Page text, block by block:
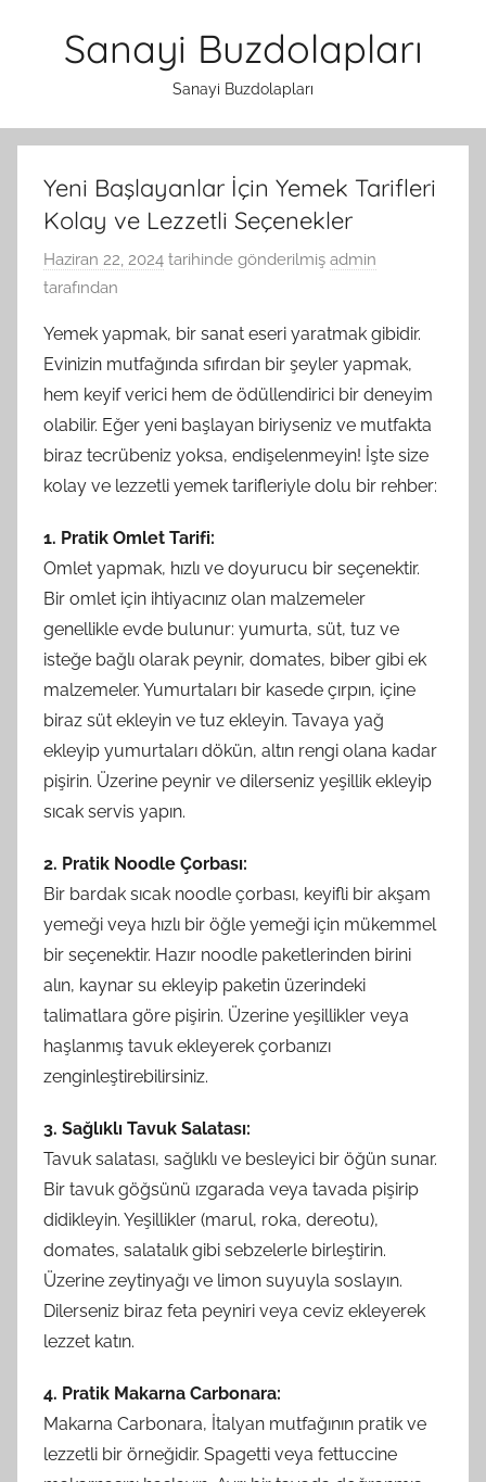
Sanayi Buzdolapları
Sanayi Buzdolapları
Yeni Başlayanlar İçin Yemek Tarifleri
Kolay ve Lezzetli Seçenekler
Haziran 22, 2024 tarihinde gönderilmiş admin
tarafından
Yemek yapmak, bir sanat eseri yaratmak gibidir.
Evinizin mutfağında sıfırdan bir şeyler yapmak,
hem keyif verici hem de ödüllendirici bir deneyim
olabilir. Eğer yeni başlayan biriyseniz ve mutfakta
biraz tecrübeniz yoksa, endişelenmeyin! İşte size
kolay ve lezzetli yemek tarifleriyle dolu bir rehber:
1. Pratik Omlet Tarifi:
Omlet yapmak, hızlı ve doyurucu bir seçenektir.
Bir omlet için ihtiyacınız olan malzemeler
genellikle evde bulunur: yumurta, süt, tuz ve
isteğe bağlı olarak peynir, domates, biber gibi ek
malzemeler. Yumurtaları bir kasede çırpın, içine
biraz süt ekleyin ve tuz ekleyin. Tavaya yağ
ekleyip yumurtaları dökün, altın rengi olana kadar
pişirin. Üzerine peynir ve dilerseniz yeşillik ekleyip
sıcak servis yapın.
2. Pratik Noodle Çorbası:
Bir bardak sıcak noodle çorbası, keyifli bir akşam
yemeği veya hızlı bir öğle yemeği için mükemmel
bir seçenektir. Hazır noodle paketlerinden birini
alın, kaynar su ekleyip paketin üzerindeki
talimatlara göre pişirin. Üzerine yeşillikler veya
haşlanmış tavuk ekleyerek çorbanızı
zenginleştirebilirsiniz.
3. Sağlıklı Tavuk Salatası:
Tavuk salatası, sağlıklı ve besleyici bir öğün sunar.
Bir tavuk göğsünü ızgarada veya tavada pişirip
didikleyin. Yeşillikler (marul, roka, dereotu),
domates, salatalık gibi sebzelerle birleştirin.
Üzerine zeytinyağı ve limon suyuyla soslayın.
Dilerseniz biraz feta peyniri veya ceviz ekleyerek
lezzet katın.
4. Pratik Makarna Carbonara:
Makarna Carbonara, İtalyan mutfağının pratik ve
lezzetli bir örneğidir. Spagetti veya fettuccine